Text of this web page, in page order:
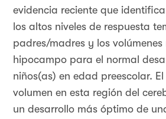
evidencia reciente que
los altos niveles de respuesta
padres/madres y los volúmenes
hipocampo para el normal
niños(as) en edad preescolar.
volumen en esta región del
un desarrollo más óptimo de